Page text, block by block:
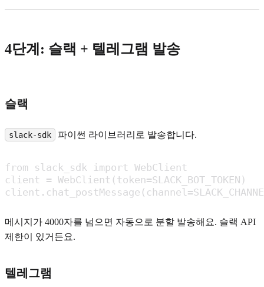
4단계: 슬랙 + 텔레그램 발송
슬랙
slack-sdk 파이썬 라이브러리로 발송합니다.
from slack_sdk import WebClient
client = WebClient(token=SLACK_BOT_TOKEN)
메시지가 4000자를 넘으면 자동으로 분할 발송해요. 슬랙 API
제한이 있거든요.
텔레그램